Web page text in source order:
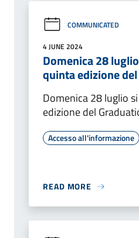
COMMUNICATED
4 JUNE 2024
Domenica 28
quinta edizione
Domenica 28 luglio
edizione del
Accesso all'informazione
READ MORE